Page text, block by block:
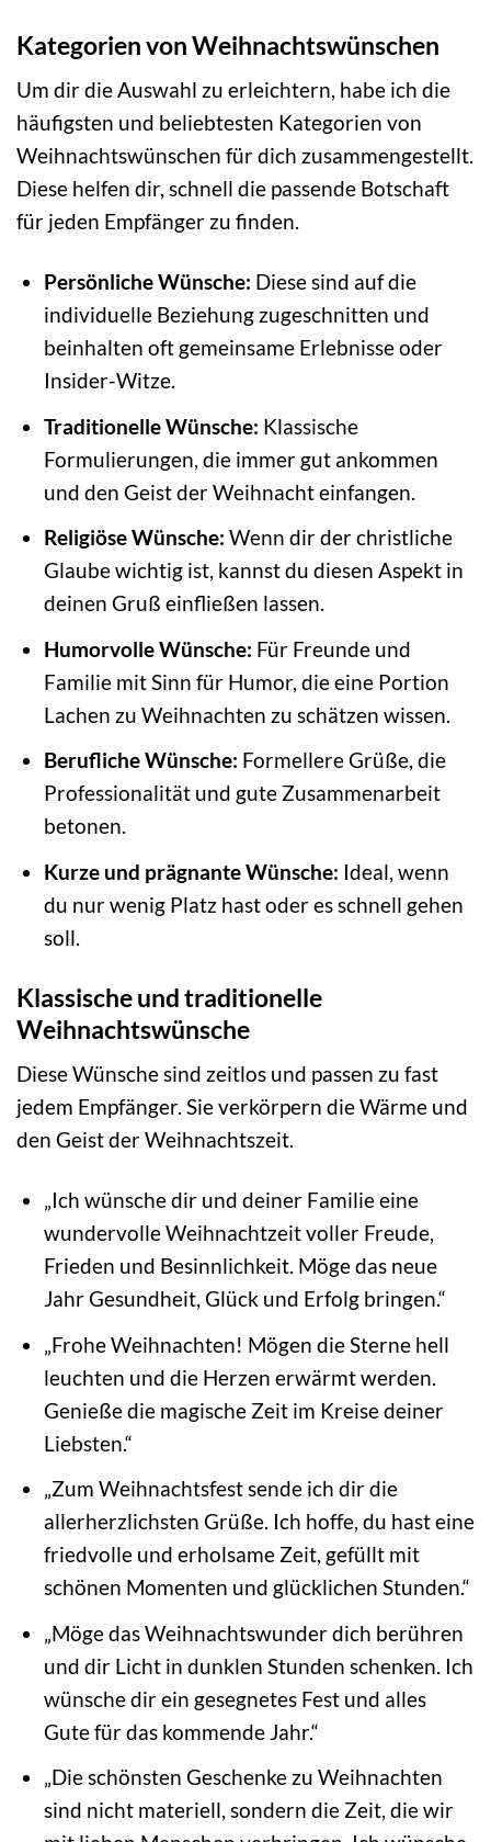
Kategorien von Weihnachtswünschen
Um dir die Auswahl zu erleichtern, habe ich die
häufigsten und beliebtesten Kategorien von
Weihnachtswünschen für dich zusammengestellt.
Diese helfen dir, schnell die passende Botschaft
für jeden Empfänger zu finden.
Persönliche Wünsche: Diese sind auf die
individuelle Beziehung zugeschnitten und
beinhalten oft gemeinsame Erlebnisse oder
Insider-Witze.
Traditionelle Wünsche: Klassische
Formulierungen, die immer gut ankommen
und den Geist der Weihnacht einfangen.
Religiöse Wünsche: Wenn dir der christliche
Glaube wichtig ist, kannst du diesen Aspekt in
deinen Gruß einfließen lassen.
Humorvolle Wünsche: Für Freunde und
Familie mit Sinn für Humor, die eine Portion
Lachen zu Weihnachten zu schätzen wissen.
Berufliche Wünsche: Formellere Grüße, die
Professionalität und gute Zusammenarbeit
betonen.
Kurze und prägnante Wünsche: Ideal, wenn
du nur wenig Platz hast oder es schnell gehen
soll.
Klassische und traditionelle
Weihnachtswünsche
Diese Wünsche sind zeitlos und passen zu fast
jedem Empfänger. Sie verkörpern die Wärme und
den Geist der Weihnachtszeit.
„Ich wünsche dir und deiner Familie eine
wundervolle Weihnachtzeit voller Freude,
Frieden und Besinnlichkeit. Möge das neue
Jahr Gesundheit, Glück und Erfolg bringen.“
„Frohe Weihnachten! Mögen die Sterne hell
leuchten und die Herzen erwärmt werden.
Genieße die magische Zeit im Kreise deiner
Liebsten.“
„Zum Weihnachtsfest sende ich dir die
allerherzlichsten Grüße. Ich hoffe, du hast eine
friedvolle und erholsame Zeit, gefüllt mit
schönen Momenten und glücklichen Stunden.“
„Möge das Weihnachtswunder dich berühren
und dir Licht in dunklen Stunden schenken. Ich
wünsche dir ein gesegnetes Fest und alles
Gute für das kommende Jahr.“
„Die schönsten Geschenke zu Weihnachten
sind nicht materiell, sondern die Zeit, die wir